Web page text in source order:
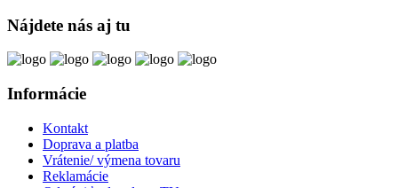
Nájdete nás aj tu
Informácie
Kontakt
Doprava a platba
Vrátenie/ výmena tovaru
Reklamácie